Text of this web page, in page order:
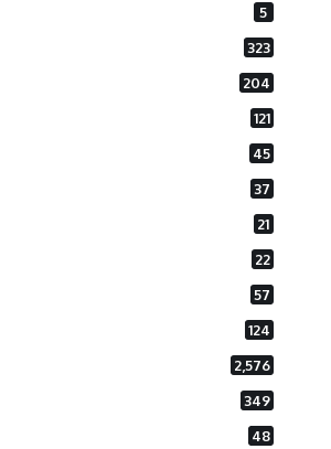
5
323
204
121
45
37
21
22
57
124
2,576
349
48